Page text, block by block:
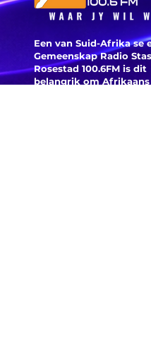
Een van Suid-Afrika se
Gemeenskap Radio
Rosestad 100.6FM is dit
belangrik om Afrikaans